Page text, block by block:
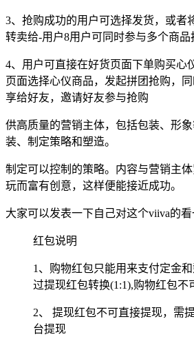
3、抢购成功的用户可选择发货，或者
转卖给-用户8用户可同时参与多个商品
4、用户可直接在好货页面下单购买心
页面选择心仪商品，发起拼团抢购，
享给好友，邀请好友参与抢购
供高质量的营销主体，包括包装、形
装、制定策略和塑造。
制定可以控制的策略。内容与营销主
玩而富有创意，这样便能接近成功。
大家可以发表一下自己对这个viiva的看
红包说明
1、购物红包只能用来支付定金
过提现红包转换(1:1),购物红包不
2、 提现红包不可直接提现，需
台提现